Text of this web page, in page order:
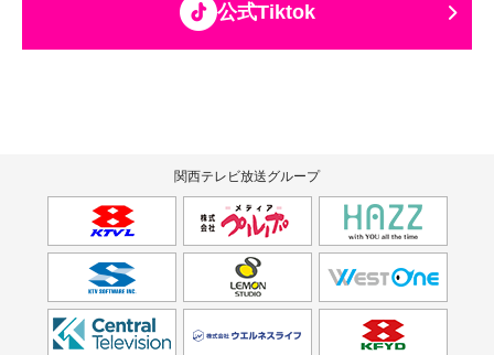
公式Tiktok
関西テレビ放送グループ